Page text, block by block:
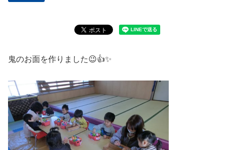
鬼のお面を作りました😉👍✨